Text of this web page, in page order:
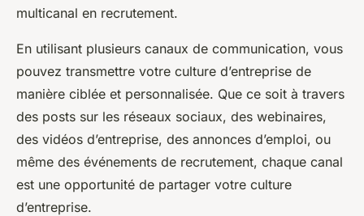
multicanal en recrutement.
En utilisant plusieurs canaux de communication, vous
pouvez transmettre votre culture d’entreprise de
manière ciblée et personnalisée. Que ce soit à travers
des posts sur les réseaux sociaux, des webinaires,
des vidéos d’entreprise, des annonces d’emploi, ou
même des événements de recrutement, chaque canal
est une opportunité de partager votre culture
d’entreprise.